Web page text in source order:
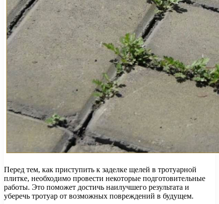
Перед тем, как приступить к заделке щелей в тротуарной
плитке, необходимо провести некоторые подготовительные
работы. Это поможет достичь наилучшего результата и
уберечь тротуар от возможных повреждений в будущем.